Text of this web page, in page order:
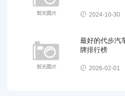
2024-10-30
最好的代步汽
牌排行榜
2026-02-01